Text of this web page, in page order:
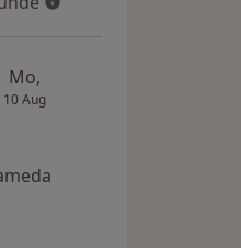
Mo,
10 Aug